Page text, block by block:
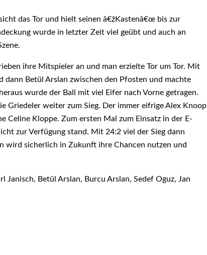
das Tor und hielt seinen â€žKastenâ€œ bis zur
wurde in letzter Zeit viel geübt und auch an
ihre Mitspieler an und man erzielte Tor um Tor. Mit
dann Betül Arslan zwischen den Pfosten und machte
wurde der Ball mit viel Eifer nach Vorne getragen.
Griedeler weiter zum Sieg. Der immer eifrige Alex Knoop
Celine Kloppe. Zum ersten Mal zum Einsatz in der E-
zur Verfügung stand. Mit 24:2 viel der Sieg dann
wird sicherlich in Zukunft ihre Chancen nutzen und
Janisch, Betül Arslan, Burcu Arslan, Sedef Oguz, Jan